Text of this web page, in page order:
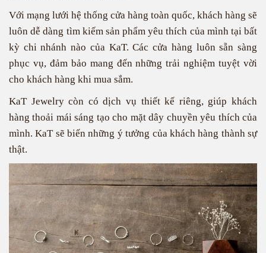
Với mạng lưới hệ thống cửa hàng toàn quốc, khách hàng sẽ
luôn dễ dàng tìm kiếm sản phẩm yêu thích của mình tại bất
kỳ chi nhánh nào của KaT. Các cửa hàng luôn sẵn sàng
phục vụ, đảm bảo mang đến những trải nghiệm tuyệt vời
cho khách hàng khi mua sắm.
KaT Jewelry còn có dịch vụ thiết kế riêng, giúp khách
hàng thoải mái sáng tạo cho mặt dây chuyền yêu thích của
mình. KaT sẽ biến những ý tưởng của khách hàng thành sự
thật.